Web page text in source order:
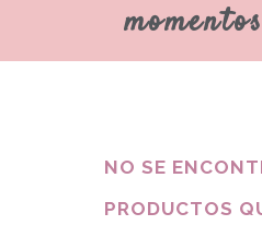
NO SE
PRODUCTOS